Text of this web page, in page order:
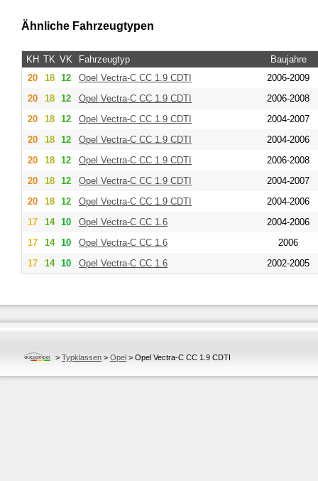
Ähnliche Fahrzeugtypen
KH TK VK Fahrzeugtyp
Baujahre
20
18 12 Opel Vectra-C CC 1.9 CDTI
2006-2009
20
18 12 Opel Vectra-C CC 1.9 CDTI
2006-2008
20
18 12 Opel Vectra-C CC 1.9 CDTI
2004-2007
20
18 12 Opel Vectra-C CC 1.9 CDTI
2004-2006
20
18 12 Opel Vectra-C CC 1.9 CDTI
2006-2008
20
18 12 Opel Vectra-C CC 1.9 CDTI
2004-2007
20
18 12 Opel Vectra-C CC 1.9 CDTI
2004-2006
17
14 10 Opel Vectra-C CC 1.6
2004-2006
17
14 10 Opel Vectra-C CC 1.6
2006
17
14 10 Opel Vectra-C CC 1.6 2002-2005
> Typklassen > Opel > Opel Vectra-C CC 1.9 CDTI